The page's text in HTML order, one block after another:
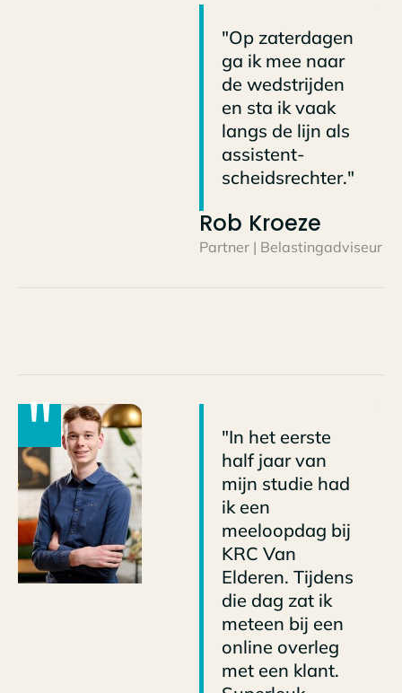
"Op zaterdagen
ga ik mee naar
de wedstrijden
en sta ik vaak
langs de lijn als
assistent-
scheidsrechter."
Rob Kroeze
Partner | Belastingadviseur
"
"In het eerste
half jaar van
mijn studie had
ik een
meeloopdag bij
KRC Van
Elderen. Tijdens
die dag zat ik
meteen bij een
online overleg
met een klant.